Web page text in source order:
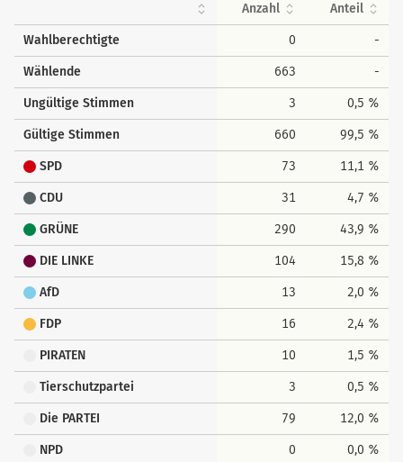
Anzahl Anteil
Wahlberechtigte 0 -
Wählende 663 -
Ungültige Stimmen 3 0,5 %
Gültige Stimmen 660 99,5 %
SPD 73 11,1 %
CDU 31 4,7 %
GRÜNE 290 43,9 %
DIE LINKE 104 15,8 %
AfD 13 2,0 %
FDP 16 2,4 %
PIRATEN 10 1,5 %
Tierschutzpartei 3 0,5 %
Die PARTEI 79 12,0 %
NPD 0 0,0 %